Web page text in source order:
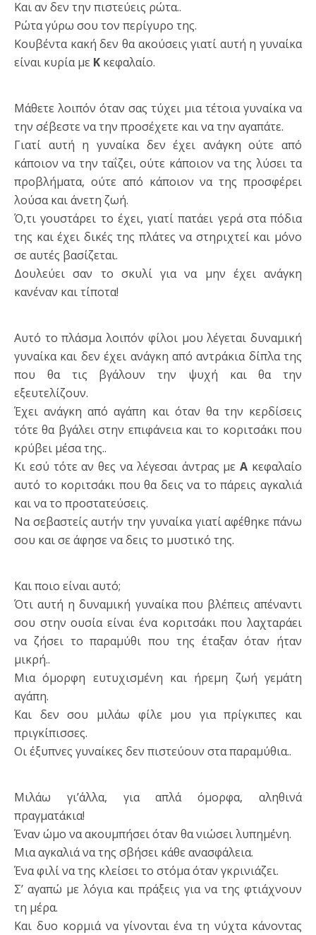
Και αν δεν την πιστεύεις ρώτα..
Ρώτα γύρω σου τον περίγυρο της.
Κουβέντα κακή δεν θα ακούσεις γιατί αυτή η γυναίκα
είναι κυρία με Κ κεφαλαίο.
Μάθετε λοιπόν όταν σας τύχει μια τέτοια γυναίκα να
την σέβεστε να την προσέχετε και να την αγαπάτε.
Γιατί αυτή η γυναίκα δεν έχει ανάγκη ούτε από
κάποιον να την ταΐζει, ούτε κάποιον να της λύσει τα
προβλήματα, ούτε από κάποιον να της προσφέρει
λούσα και άνετη ζωή.
Ό,τι γουστάρει το έχει, γιατί πατάει γερά στα πόδια
της και έχει δικές της πλάτες να στηριχτεί και μόνο
σε αυτές βασίζεται.
Δουλεύει σαν το σκυλί για να μην έχει ανάγκη
κανέναν και τίποτα!
Αυτό το πλάσμα λοιπόν φίλοι μου λέγεται δυναμική
γυναίκα και δεν έχει ανάγκη από αντράκια δίπλα της
που θα τις βγάλουν την ψυχή και θα την
εξευτελίζουν.
Έχει ανάγκη από αγάπη και όταν θα την κερδίσεις
τότε θα βγάλει στην επιφάνεια και το κοριτσάκι που
κρύβει μέσα της..
Κι εσύ τότε αν θες να λέγεσαι άντρας μεΑ κεφαλαίο
αυτό το κοριτσάκι που θα δεις να το πάρεις αγκαλιά
και να το προστατεύσεις.
Να σεβαστείς αυτήν την γυναίκα γιατί αφέθηκε πάνω
σου και σε άφησε να δεις το μυστικό της.
Και ποιο είναι αυτό;
Ότι αυτή η δυναμική γυναίκα που βλέπεις απέναντι
σου στην ουσία είναι ένα κοριτσάκι που λαχταράει
να ζήσει το παραμύθι που της έταξαν όταν ήταν
μικρή..
Μια όμορφη ευτυχισμένη και ήρεμη ζωή γεμάτη
αγάπη.
Και δεν σου μιλάω φίλε μου για πρίγκιπες και
πριγκίπισσες.
Οι έξυπνες γυναίκες δεν πιστεύουν στα παραμύθια..
Μιλάω γι’άλλα, για απλά όμορφα, αληθινά
πραγματάκια!
Έναν ώμο να ακουμπήσει όταν θα νιώσει λυπημένη.
Μια αγκαλιά να της σβήσει κάθε ανασφάλεια.
Ένα φιλί να της κλείσει το στόμα όταν γκρινιάζει.
Σ’ αγαπώ με λόγια και πράξεις για να της φτιάχνουν
τη μέρα.
Και δυο κορμιά να γίνονται ένα τη νύχτα κάνοντας